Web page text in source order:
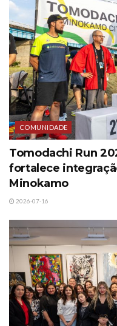
COMUNIDADE
Tomodachi Run
fortalece
Minokamo
2026-07-16